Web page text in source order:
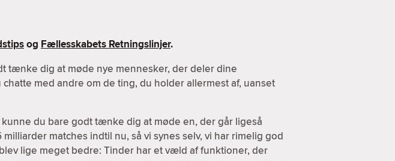
og Fællesskabets Retningslinjer.
tænke dig at møde nye mennesker, der deler dine
med andre om de ting, du holder allermest af, uanset
du bare godt tænke dig at møde en, der går ligeså
matches indtil nu, så vi synes selv, vi har rimelig god
lige meget bedre: Tinder har et væld af funktioner, der